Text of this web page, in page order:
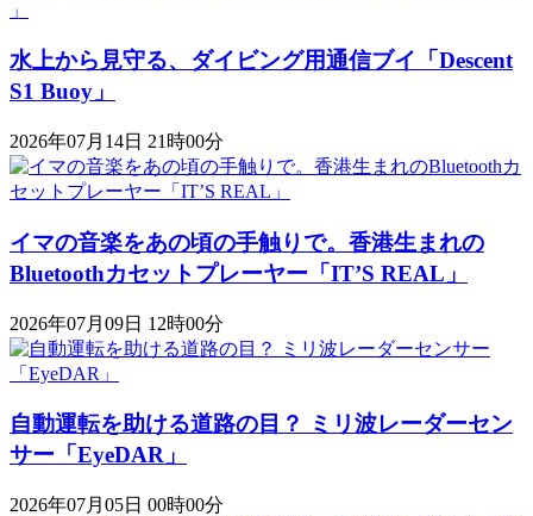
水上から見守る、ダイビング用通信ブイ「Descent
S1 Buoy​​」
2026年07月14日 21時00分
イマの音楽をあの頃の手触りで。香港生まれの
Bluetoothカセットプレーヤー「IT’S REAL」
2026年07月09日 12時00分
自動運転を助ける道路の目？ ミリ波レーダーセン
サー「EyeDAR」
2026年07月05日 00時00分